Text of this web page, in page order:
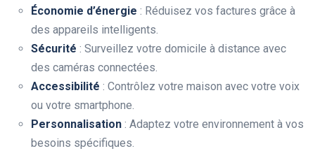
Économie d’énergie : Réduisez vos factures grâce à
des appareils intelligents.
Sécurité : Surveillez votre domicile à distance avec
des caméras connectées.
Accessibilité : Contrôlez votre maison avec votre voix
ou votre smartphone.
Personnalisation : Adaptez votre environnement à vos
besoins spécifiques.